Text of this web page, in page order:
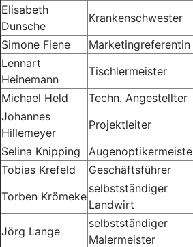
Elisabeth
Dunsche
Krankenschwester
Simone Fiene
Marketingreferentin
Lennart
Heinemann
Tischlermeister
Michael Held
Techn. Angestellter
Johannes
Hillemeyer
Projektleiter
Selina Knipping
Tobias Krefeld
Geschäftsführer
Torben Krömeke
selbstständiger
Landwirt
Jörg Lange
selbstständiger
Malermeister